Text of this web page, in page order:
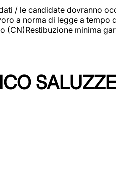
/ le candidate dovranno
a norma di legge a tempo
minima